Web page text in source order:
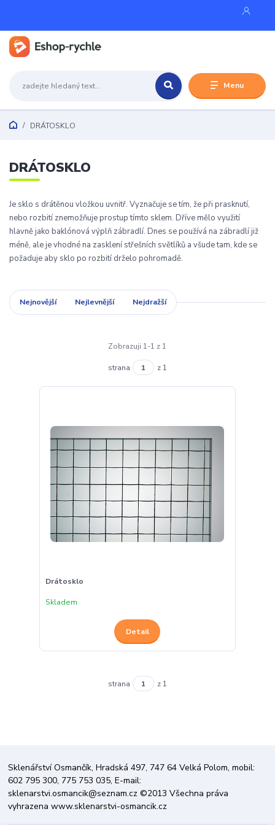
Menu
DRÁTOSKLO
DRÁTOSKLO
Je sklo s drátěnou vložkou uvnitř. Vyznačuje se tím, že při prasknutí,
nebo rozbití znemožňuje prostup tímto sklem. Dříve mělo využití
hlavně jako baklónová výplň zábradlí. Dnes se používá na zábradlí již
méně, ale je vhodné na zasklení střešních světlíků a všude tam, kde se
požaduje aby sklo po rozbití drželo pohromadě.
Nejnovější Nejlevnější Nejdražší
Zobrazuji 1-1 z 1
strana z 1
Drátosklo
Skladem
Detail
strana z 1
Sklenářství Osmančík, Hradská 497, 747 64 Velká Polom, mobil:
602 795 300, 775 753 035, E-mail:
sklenarstvi.osmancik@seznam.cz ©2013 Všechna práva
vyhrazena www.sklenarstvi-osmancik.cz